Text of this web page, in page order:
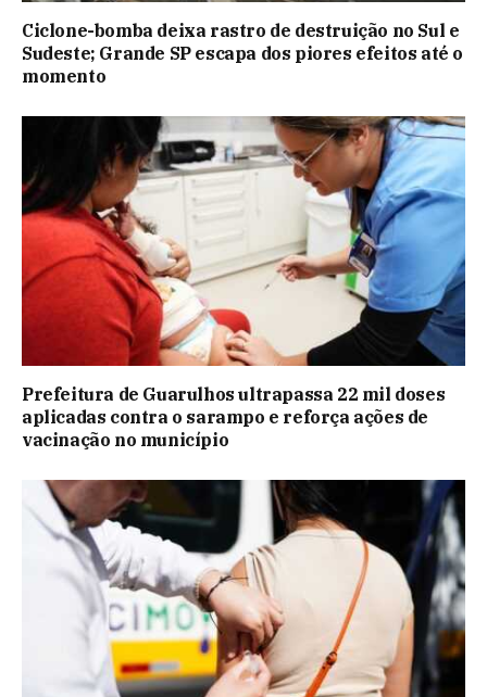
Ciclone-bomba deixa rastro de destruição no Sul e
Sudeste; Grande SP escapa dos piores efeitos até o
momento
Prefeitura de Guarulhos ultrapassa 22 mil doses
aplicadas contra o sarampo e reforça ações de
vacinação no município